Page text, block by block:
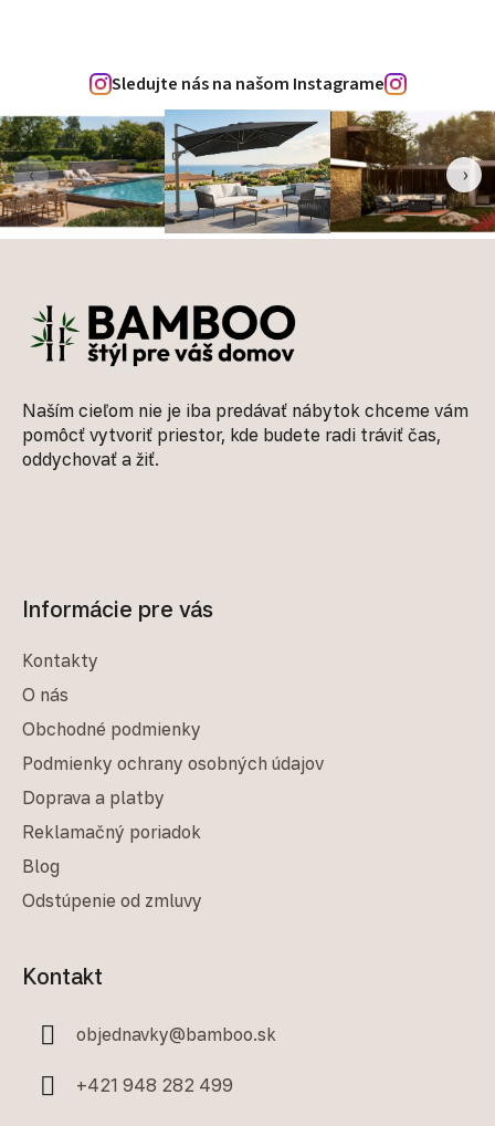
Sledujte nás na našom Instagrame
‹ ›
Naším cieľom nie je iba predávať nábytok chceme vám
pomôcť vytvoriť priestor, kde budete radi tráviť čas,
oddychovať a žiť.
Informácie pre vás
Kontakty
O nás
Obchodné podmienky
Podmienky ochrany osobných údajov
Doprava a platby
Reklamačný poriadok
Blog
Odstúpenie od zmluvy
Kontakt
objednavky@bamboo.sk
+421 948 282 499